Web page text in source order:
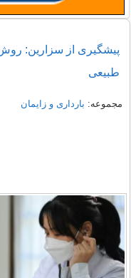
پیشگیری از سزارین:
طبیعی
مجموعه: بارداری و زایمان